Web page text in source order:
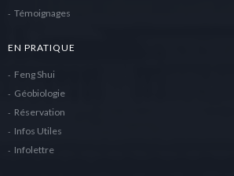
Témoignages
EN PRATIQUE
Feng Shui
Géobiologie
Réservation
Infos Utiles
Infolettre